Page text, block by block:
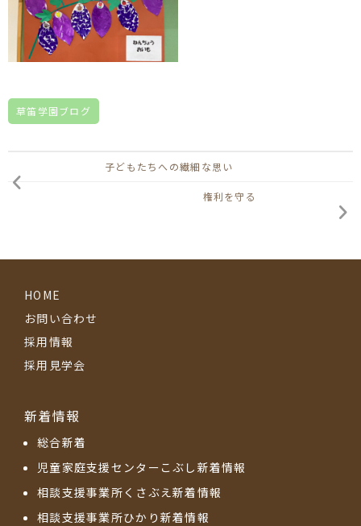
草笛学園ブログ
子どもたちへの繊細な思い
権利を守る
HOME
お問い合わせ
採用情報
採用見学会
新着情報
総合新着
児童家庭支援センターこぶし新着情報
相談支援事業所くさぶえ新着情報
相談支援事業所ひかり新着情報